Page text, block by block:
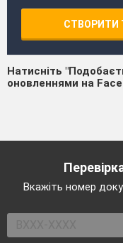
СТВОРИТИ
Натисніть
оновленнями на
Вкажіть номер